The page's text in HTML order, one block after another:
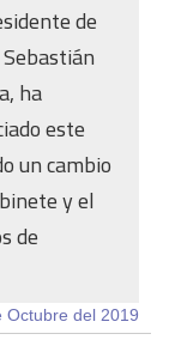
de
ha
este
un cambio
y el
de
Octubre del 2019